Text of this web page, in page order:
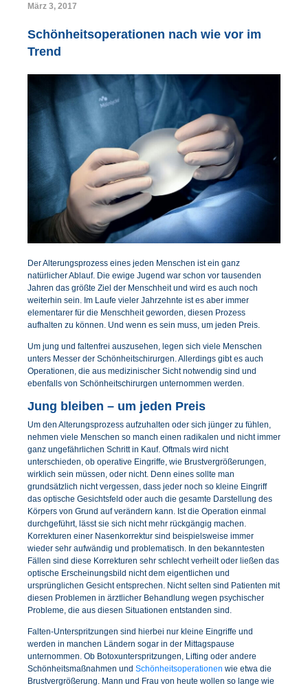
März 3, 2017
Schönheitsoperationen nach wie vor im
Trend
Der Alterungsprozess eines jeden Menschen ist ein ganz
natürlicher Ablauf. Die ewige Jugend war schon vor tausenden
Jahren das größte Ziel der Menschheit und wird es auch noch
weiterhin sein. Im Laufe vieler Jahrzehnte ist es aber immer
elementarer für die Menschheit geworden, diesen Prozess
aufhalten zu können. Und wenn es sein muss, um jeden Preis.
Um jung und faltenfrei auszusehen, legen sich viele Menschen
unters Messer der Schönheitschirurgen. Allerdings gibt es auch
Operationen, die aus medizinischer Sicht notwendig sind und
ebenfalls von Schönheitschirurgen unternommen werden.
Jung bleiben – um jeden Preis
Um den Alterungsprozess aufzuhalten oder sich jünger zu fühlen,
nehmen viele Menschen so manch einen radikalen und nicht immer
ganz ungefährlichen Schritt in Kauf. Oftmals wird nicht
unterschieden, ob operative Eingriffe, wie Brustvergrößerungen,
wirklich sein müssen, oder nicht. Denn eines sollte man
grundsätzlich nicht vergessen, dass jeder noch so kleine Eingriff
das optische Gesichtsfeld oder auch die gesamte Darstellung des
Körpers von Grund auf verändern kann. Ist die Operation einmal
durchgeführt, lässt sie sich nicht mehr rückgängig machen.
Korrekturen einer Nasenkorrektur sind beispielsweise immer
wieder sehr aufwändig und problematisch. In den bekanntesten
Fällen sind diese Korrekturen sehr schlecht verheilt oder ließen das
optische Erscheinungsbild nicht dem eigentlichen und
ursprünglichen Gesicht entsprechen. Nicht selten sind Patienten mit
diesen Problemen in ärztlicher Behandlung wegen psychischer
Probleme, die aus diesen Situationen entstanden sind.
Falten-Unterspritzungen sind hierbei nur kleine Eingriffe und
werden in manchen Ländern sogar in der Mittagspause
unternommen. Ob Botoxunterspritzungen, Lifting oder andere
Schönheitsmaßnahmen und Schönheitsoperationen wie etwa die
Brustvergrößerung. Mann und Frau von heute wollen so lange wie